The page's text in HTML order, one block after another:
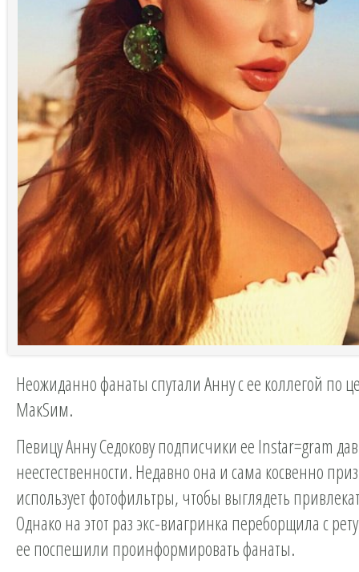
Неожиданно фанаты спутали Анну с ее коллегой по
МакSим.
Певицу Анну Седокову подписчики ее Instar=gram
неестественности. Недавно она и сама косвенно
использует фотофильтры, чтобы выглядеть
Однако на этот раз экс-виагринка переборщила с
ее поспешили проинформировать фанаты.